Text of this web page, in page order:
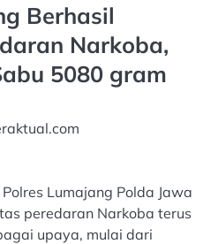
Berhasil
Narkoba,
5080 gram
Lumajang Polda Jawa
peredaran Narkoba terus
upaya, mulai dari